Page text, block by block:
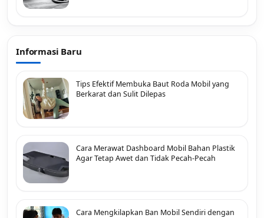
Informasi Baru
Tips Efektif Membuka Baut Roda Mobil yang
Berkarat dan Sulit Dilepas
Cara Merawat Dashboard Mobil Bahan Plastik
Agar Tetap Awet dan Tidak Pecah-Pecah
Cara Mengkilapkan Ban Mobil Sendiri dengan